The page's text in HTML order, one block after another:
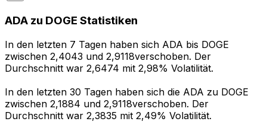
ADA zu DOGE Statistiken
In den letzten 7 Tagen haben sich ADA bis DOGE
zwischen 2,4043 und 2,9118verschoben. Der
Durchschnitt war 2,6474 mit 2,98% Volatilität.
In den letzten 30 Tagen haben sich die ADA zu DOGE
zwischen 2,1884 und 2,9118verschoben. Der
Durchschnitt war 2,3835 mit 2,49% Volatilität.